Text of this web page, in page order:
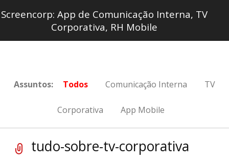
Screencorp: App de Comunicação Interna, TV
Corporativa, RH Mobile
Assuntos: Todos Comunicação Interna TV
Corporativa App Mobile
tudo-sobre-tv-corporativa